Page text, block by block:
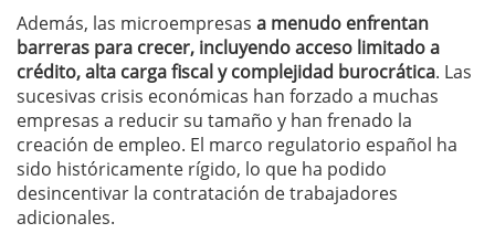
Además, las microempresas a menudo enfrentan
barreras para crecer, incluyendo acceso limitado a
crédito, alta carga fiscal y complejidad burocrática. Las
sucesivas crisis económicas han forzado a muchas
empresas a reducir su tamaño y han frenado la
creación de empleo. El marco regulatorio español ha
sido históricamente rígido, lo que ha podido
desincentivar la contratación de trabajadores
adicionales.